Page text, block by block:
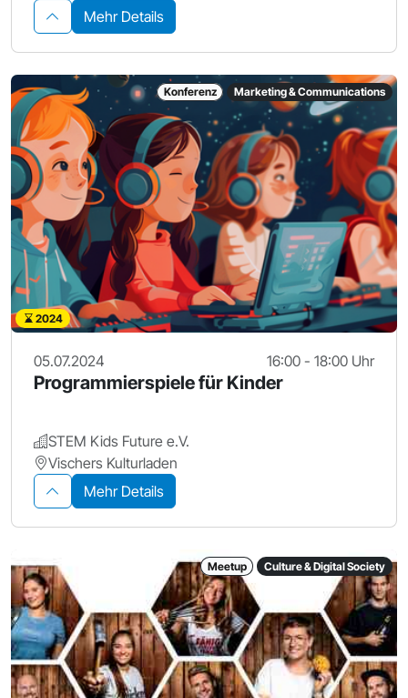
Mehr Details
Konferenz Marketing & Communications
2024
05.07.2024 16:00 - 18:00 Uhr
Programmierspiele für Kinder
STEM Kids Future e.V.
Vischers Kulturladen
Mehr Details
Meetup Culture & Digital Society